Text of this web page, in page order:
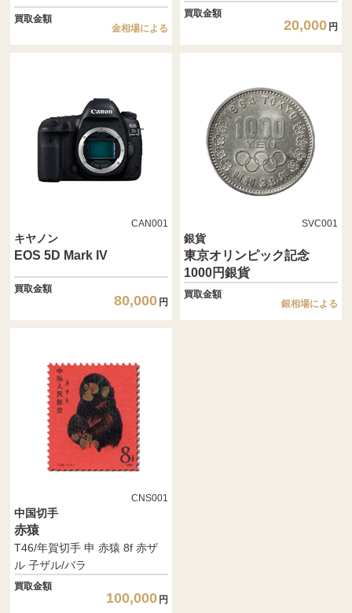
買取金額
金相場による
買取金額
20,000 円
CAN001
キヤノン
EOS 5D Mark IV
買取金額
80,000 円
SVC001
銀貨
東京オリンピック記念
1000円銀貨
買取金額
銀相場による
CNS001
中国切手
赤猿
T46/年賀切手 申 赤猿 8f 赤ザ
ル 子ザル/バラ
買取金額
100,000 円